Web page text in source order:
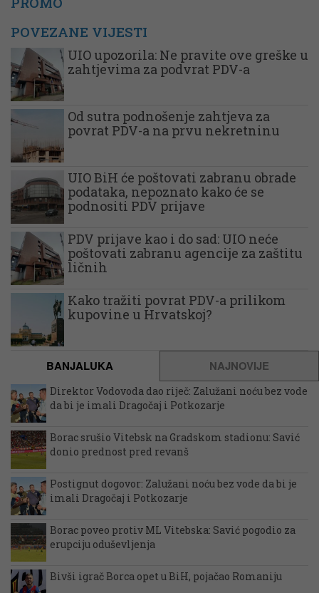
POVEZANE VIJESTI
UIO upozorila: Ne pravite ove greške u
zahtjevima za podvrat PDV-a
Od sutra podnošenje zahtjeva za
povrat PDV-a na prvu nekretninu
UIO BiH će poštovati zabranu obrade
podataka, nepoznato kako će se
podnositi PDV prijave
PDV prijave kao i do sad: UIO neće
poštovati zabranu agencije za zaštitu
ličnih
Kako tražiti povrat PDV-a prilikom
kupovine u Hrvatskoj?
BANJALUKA NAJNOVIJE
Direktor Vodovoda dao riječ: Zalužani noću bez vode
da bi je imali Dragočaj i Potkozarje
Borac srušio Vitebsk na Gradskom stadionu: Savić
donio prednost pred revanš
Postignut dogovor: Zalužani noću bez vode da bi je
imali Dragočaj i Potkozarje
Borac poveo protiv ML Vitebska: Savić pogodio za
erupciju oduševljenja
Bivši igrač Borca opet u BiH, pojačao Romaniju